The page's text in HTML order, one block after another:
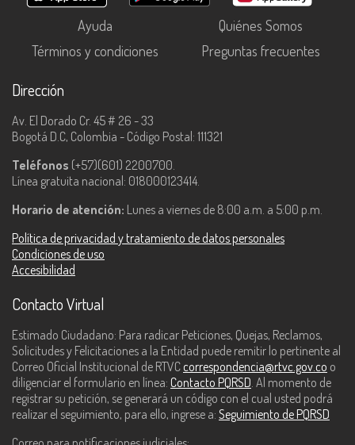
Ayuda
Quiénes Somos
Términos y condiciones
Preguntas frecuentes
Dirección
Av. El Dorado Cr. 45 # 26 - 33
Bogotá D.C, Colombia - Código Postal: 111321
Teléfonos (+57)(601) 2200700.
Línea gratuita nacional: 018000123414.
Horario de atención: Lunes a viernes de 8:00 a.m. a 5:00 p.m.
Política de privacidad y tratamiento de datos personales
Condiciones de uso
Accesibilidad
Contacto Virtual
Estimado Ciudadano: Para radicar Peticiones, Quejas, Reclamos,
Solicitudes y Felicitaciones a la Entidad puede remitir lo pertinente al
Correo Oficial Institucional de RTVC correspondencia@rtvc.gov.co o
diligenciar el formulario en línea: Contacto PQRSD. Al momento de
registrar su petición, se generará un código con el cual usted podrá
realizar el seguimiento, para ello, ingrese a: Seguimiento de PQRSD